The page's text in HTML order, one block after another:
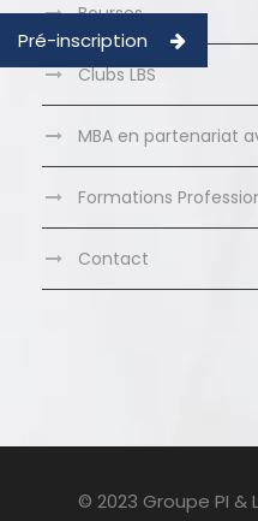
Bourses
Clubs LBS
MBA en partenariat
Formations
Contact
© 2023 Groupe PI &
Pré-inscription